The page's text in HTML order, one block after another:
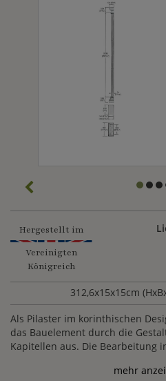
Hergestellt im
Vereinigten
Königreich
312,6x15x15cm
Als Pilaster im korinthischen
das Bauelement durch die
Kapitellen aus. Die Bearbeitung
Säulen &
mehr